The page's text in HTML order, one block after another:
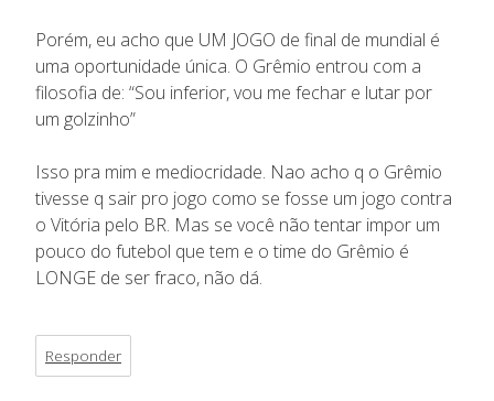
Porém, eu acho que UM JOGO de final de mundial é
uma oportunidade única. O Grêmio entrou com a
filosofia de: “Sou inferior, vou me fechar e lutar por
um golzinho”
Isso pra mim e mediocridade. Nao acho q o Grêmio
tivesse q sair pro jogo como se fosse um jogo contra
o Vitória pelo BR. Mas se você não tentar impor um
pouco do futebol que tem e o time do Grêmio é
LONGE de ser fraco, não dá.
Responder